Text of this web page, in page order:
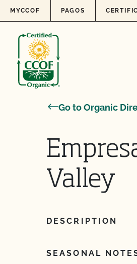
Skip to content
MYCCOF PAGOS
Go to Organic
Valley
DESCRIPTION
SEASONAL